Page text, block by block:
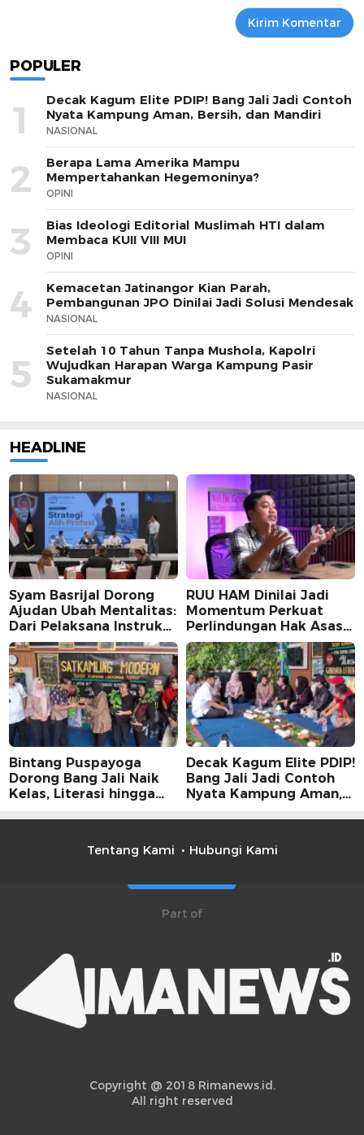
POPULER
1
Decak Kagum Elite PDIP! Bang Jali Jadi Contoh
Nyata Kampung Aman, Bersih, dan Mandiri
NASIONAL
2
Berapa Lama Amerika Mampu
Mempertahankan Hegemoninya?
OPINI
3
Bias Ideologi Editorial Muslimah HTI dalam
Membaca KUII VIII MUI
OPINI
4
Kemacetan Jatinangor Kian Parah,
Pembangunan JPO Dinilai Jadi Solusi Mendesak
NASIONAL
5
Setelah 10 Tahun Tanpa Mushola, Kapolri
Wujudkan Harapan Warga Kampung Pasir
Sukamakmur
NASIONAL
HEADLINE
Syam Basrijal Dorong
Ajudan Ubah Mentalitas:
Dari Pelaksana Instruksi
Jadi Pencipta Nilai
RUU HAM Dinilai Jadi
Momentum Perkuat
Perlindungan Hak Asasi
Manusia, Partisipasi
Publik Perlu
Dimaksimalkan
Bintang Puspayoga
Dorong Bang Jali Naik
Kelas, Literasi hingga
Decak Kagum Elite PDIP!
Bang Jali Jadi Contoh
Nyata Kampung Aman,
Tentang Kami Hubungi Kami
Part of
Copyright @ 2018 Rimanews.id.
All right reserved